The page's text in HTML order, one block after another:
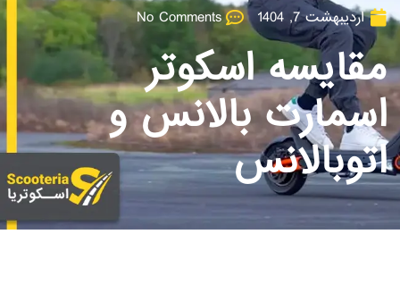
اردیبهشت 7, 1404 No Comments
مقایسه اسکوتر
اسمارت بالانس و
اتوبالانس